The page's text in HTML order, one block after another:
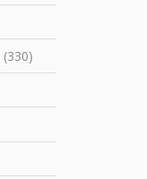
(330)